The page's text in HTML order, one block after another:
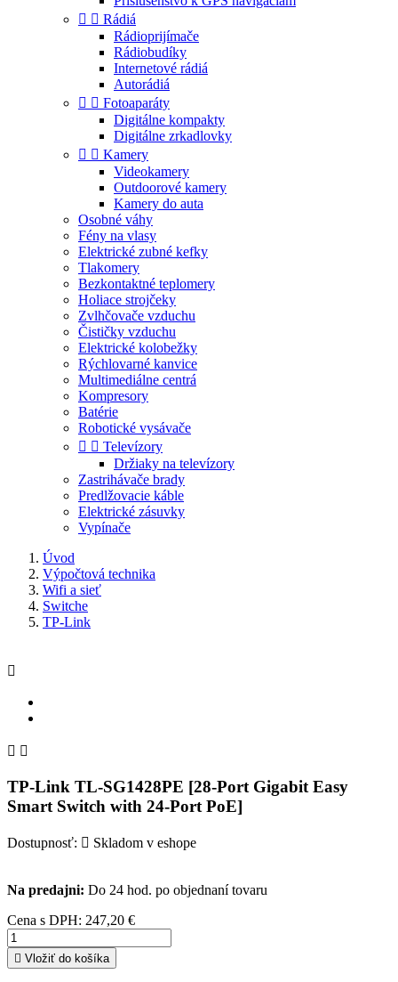
  Rádiá
Rádioprijímače
Rádiobudíky
Internetové rádiá
Autorádiá
  Fotoaparáty
Digitálne kompakty
Digitálne zrkadlovky
  Kamery
Videokamery
Outdoorové kamery
Kamery do auta
Osobné váhy
Fény na vlasy
Elektrické zubné kefky
Tlakomery
Bezkontaktné teplomery
Holiace strojčeky
Zvlhčovače vzduchu
Čističky vzduchu
Elektrické kolobežky
Rýchlovarné kanvice
Multimediálne centrá
Kompresory
Batérie
Robotické vysávače
  Televízory
Držiaky na televízory
Zastrihávače brady
Predlžovacie káble
Elektrické zásuvky
Vypínače
Úvod
Výpočtová technika
Wifi a sieť
Switche
TP-Link

 
TP-Link TL-SG1428PE [28-Port Gigabit Easy
Smart Switch with 24-Port PoE]
Dostupnosť:  Skladom v eshope
Na predajni: Do 24 hod. po objednaní tovaru
Cena s DPH: 247,20 €
 Vložiť do košíka